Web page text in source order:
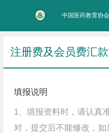
中国医药教育协
填报说明
1、填报资料时，请认真
对，提交后不能修改，如